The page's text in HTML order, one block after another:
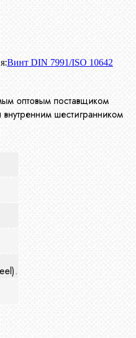
Винт DIN 7991/ISO 10642
оптовым поставщиком
шестигранником